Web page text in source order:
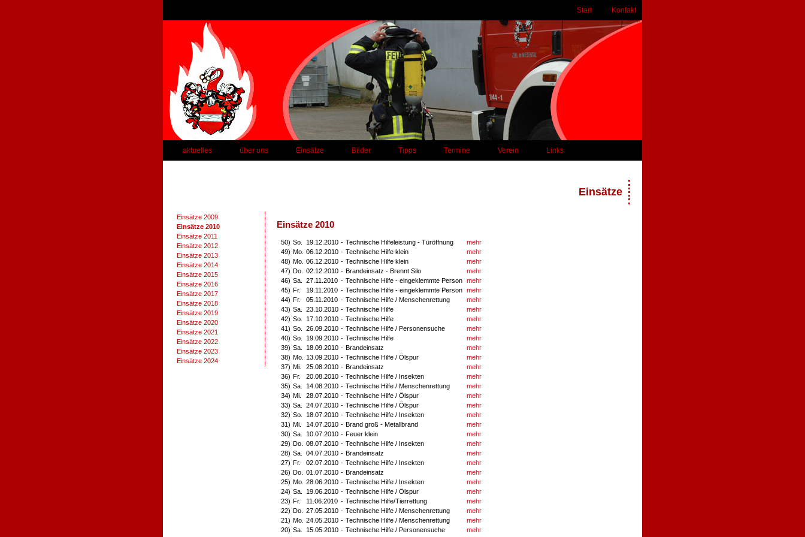
Start Kontakt
aktuelles über uns Einsätze Bilder Tipps Termine Verein Links
Einsätze
Einsätze 2009
Einsätze 2010
Einsätze 2011
Einsätze 2012
Einsätze 2013
Einsätze 2014
Einsätze 2015
Einsätze 2016
Einsätze 2017
Einsätze 2018
Einsätze 2019
Einsätze 2020
Einsätze 2021
Einsätze 2022
Einsätze 2023
Einsätze 2024
Einsätze 2010
50) So. 19.12.2010 - Technische Hilfeleistung - Türöffnung
mehr
49) Mo. 06.12.2010 - Technische Hilfe klein
mehr
48) Mo. 06.12.2010 - Technische Hilfe klein
mehr
47) Do. 02.12.2010 - Brandeinsatz - Brennt Silo
mehr
46) Sa. 27.11.2010 - Technische Hilfe - eingeklemmte Person mehr
45) Fr. 19.11.2010 - Technische Hilfe - eingeklemmte Person mehr
44) Fr. 05.11.2010 - Technische Hilfe / Menschenrettung
mehr
43) Sa. 23.10.2010 - Technische Hilfe
mehr
42) So. 17.10.2010 - Technische Hilfe
mehr
41) So. 26.09.2010 - Technische Hilfe / Personensuche
mehr
40) So. 19.09.2010 - Technische Hilfe
mehr
39) Sa. 18.09.2010 - Brandeinsatz
mehr
38) Mo. 13.09.2010 - Technische Hilfe / Ölspur
mehr
37) Mi. 25.08.2010 - Brandeinsatz
mehr
36) Fr. 20.08.2010 - Technische Hilfe / Insekten
mehr
35) Sa. 14.08.2010 - Technische Hilfe / Menschenrettung
mehr
34) Mi. 28.07.2010 - Technische Hilfe / Ölspur
mehr
33) Sa. 24.07.2010 - Technische Hilfe / Ölspur
mehr
32) So. 18.07.2010 - Technische Hilfe / Insekten
mehr
31) Mi. 14.07.2010 - Brand groß - Metallbrand
mehr
30) Sa. 10.07.2010 - Feuer klein
mehr
29) Do. 08.07.2010 - Technische Hilfe / Insekten
mehr
28) Sa. 04.07.2010 - Brandeinsatz
mehr
27) Fr. 02.07.2010 - Technische Hilfe / Insekten
mehr
26) Do. 01.07.2010 - Brandeinsatz
mehr
25) Mo. 28.06.2010 - Technische Hilfe / Insekten
mehr
24) Sa. 19.06.2010 - Technische Hilfe / Ölspur
mehr
23) Fr. 11.06.2010 - Technische Hilfe/Tierrettung
mehr
22) Do. 27.05.2010 - Technische Hilfe / Menschenrettung
mehr
21) Mo. 24.05.2010 - Technische Hilfe / Menschenrettung
mehr
20) Sa. 15.05.2010 - Technische Hilfe / Personensuche
mehr